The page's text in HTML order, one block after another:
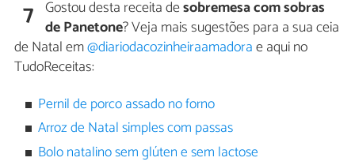
7 Gostou desta receita desobremesa com sobras
de Panetone? Veja mais sugestões para a sua ceia
de Natal em@diariodacozinheiraamadorae aqui no
TudoReceitas:
Pernil de porco assado no forno
Arroz de Natal simples com passas
Bolo natalino sem glúten e sem lactose